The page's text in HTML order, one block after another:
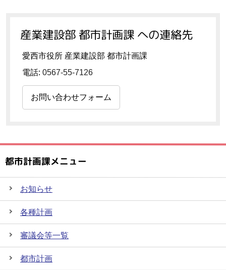
産業建設部 都市計画課 への連絡先
愛西市役所 産業建設部 都市計画課
電話: 0567-55-7126
お問い合わせフォーム
都市計画課メニュー
お知らせ
各種計画
審議会等一覧
都市計画